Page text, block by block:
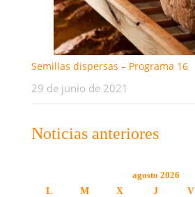
Semillas dispersas – Programa 16
29 de junio de 2021
Noticias anteriores
agosto 2026
L
M X J V